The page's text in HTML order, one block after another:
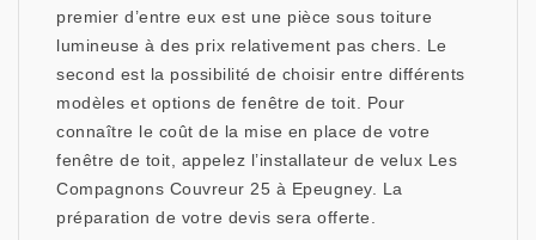
premier d’entre eux est une pièce sous toiture
lumineuse à des prix relativement pas chers. Le
second est la possibilité de choisir entre différents
modèles et options de fenêtre de toit. Pour
connaître le coût de la mise en place de votre
fenêtre de toit, appelez l’installateur de velux Les
Compagnons Couvreur 25 à Epeugney. La
préparation de votre devis sera offerte.